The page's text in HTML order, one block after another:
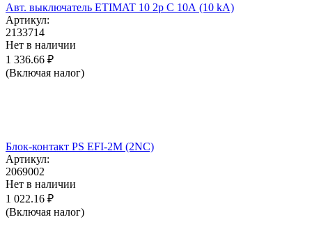
Авт. выключатель ETIMAT 10 2p C 10А (10 kA)
Артикул:
2133714
Нет в наличии
1 336.66 ₽
(Включая налог)
Блок-контакт PS EFI-2M (2NC)
Артикул:
2069002
Нет в наличии
1 022.16 ₽
(Включая налог)